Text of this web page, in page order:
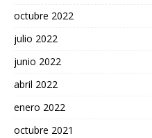
octubre 2022
julio 2022
junio 2022
abril 2022
enero 2022
octubre 2021